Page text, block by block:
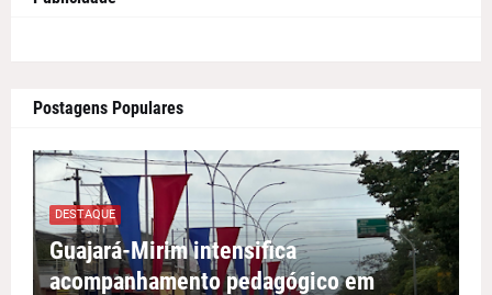
Postagens Populares
DESTAQUE
Guajará-Mirim intensifica
acompanhamento pedagógico em